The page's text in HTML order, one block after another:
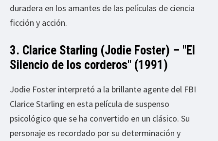
duradera en los amantes de las películas de ciencia
ficción y acción.
3. Clarice Starling (Jodie Foster) – "El
Silencio de los corderos" (1991)
Jodie Foster interpretó a la brillante agente del FBI
Clarice Starling en esta película de suspenso
psicológico que se ha convertido en un clásico. Su
personaje es recordado por su determinación y